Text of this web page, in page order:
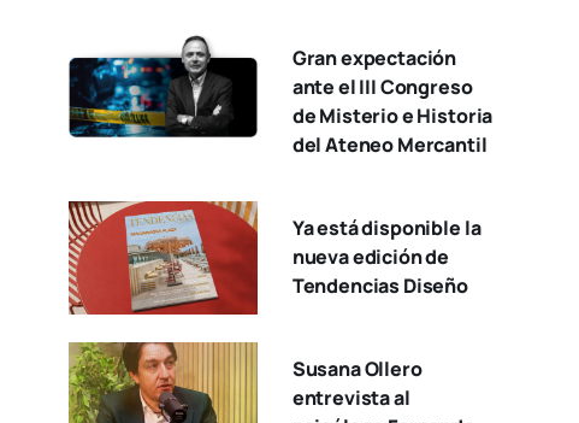
Gran expectación
ante el III Congreso
de Misterio e Historia
del Ateneo Mercantil
Ya está disponible la
nueva edición de
Tendencias Diseño
Susana Ollero
entrevista al